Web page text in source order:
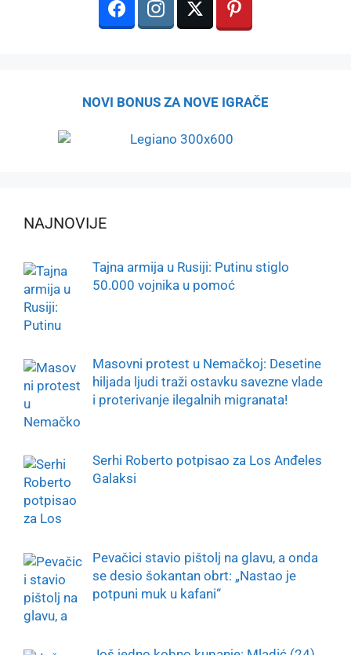
NOVI BONUS ZA NOVE IGRAČE
NAJNOVIJE
Tajna armija u Rusiji: Putinu stiglo
50.000 vojnika u pomoć
Masovni protest u Nemačkoj: Desetine
hiljada ljudi traži ostavku savezne vlade
i proterivanje ilegalnih migranata!
Serhi Roberto potpisao za Los Anđeles
Galaksi
Pevačici stavio pištolj na glavu, a onda
se desio šokantan obrt: „Nastao je
potpuni muk u kafani“